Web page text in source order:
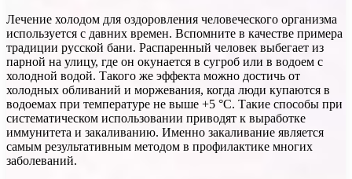
Лечение холодом для оздоровления человеческого организма
используется с давних времен. Вспомните в качестве примера
традиции русской бани. Распаренный человек выбегает из
парной на улицу, где он окунается в сугроб или в водоем с
холодной водой. Такого же эффекта можно достичь от
холодных обливаний и моржевания, когда люди купаются в
водоемах при температуре не выше +5 °C. Такие способы при
систематическом использовании приводят к выработке
иммунитета и закаливанию. Именно закаливание является
самым результативным методом в профилактике многих
заболеваний.